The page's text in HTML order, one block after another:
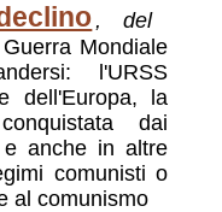
, del
Mondiale
l'URSS
dell'Europa, la
dai
e anche in altre
comunisti o
al comunismo